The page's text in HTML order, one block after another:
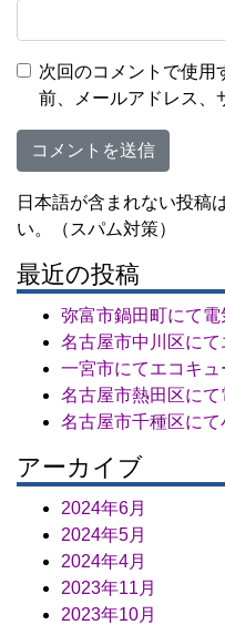
次回のコメントで使用
前、メールアドレス、
日本語が含まれない投稿
い。（スパム対策）
最近の投稿
弥富市鍋田町にて
名古屋市中川区にて
一宮市にてエコキ
名古屋市熱田区にて
名古屋市千種区にて
アーカイブ
2024年6月
2024年5月
2024年4月
2023年11月
2023年10月